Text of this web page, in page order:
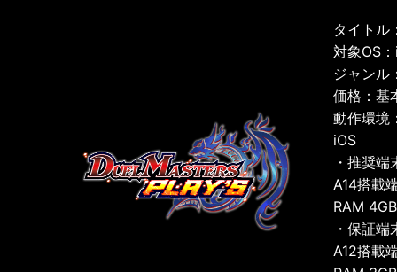
タイトル
対象OS
ジャンル
価格：基
動作環境
iOS
・推奨端
A14搭載
RAM
・保証端
A12搭載